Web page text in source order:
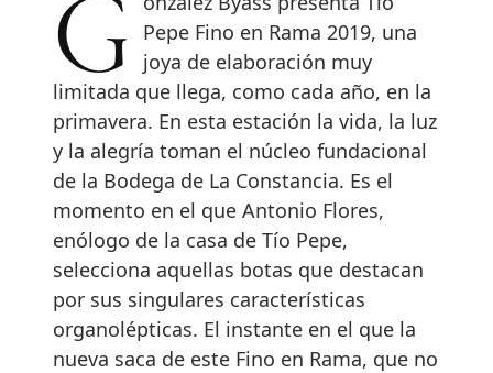
González Byass presenta Tío
Pepe Fino en Rama 2019, una
joya de elaboración muy
limitada que llega, como cada año, en la
primavera. En esta estación la vida, la luz
y la alegría toman el núcleo fundacional
de la Bodega de La Constancia. Es el
momento en el que Antonio Flores,
enólogo de la casa de Tío Pepe,
selecciona aquellas botas que destacan
por sus singulares características
organolépticas. El instante en el que la
nueva saca de este Fino en Rama, que no